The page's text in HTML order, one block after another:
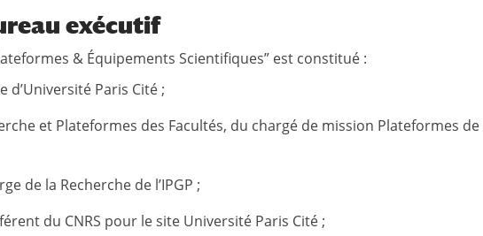
exécutif
& Équipements Scientifiques” est constitué :
d’Université Paris Cité ;
et Plateformes des Facultés, du chargé de mission Plateformes
de la Recherche de l’IPGP ;
du CNRS pour le site Université Paris Cité ;